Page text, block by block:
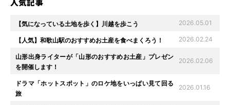
【気になっている土地を歩く】川越を歩こう 2026.05.01
【人気】和歌山駅のおすすめお土産を食べまくろう！ 2026.02.24
山形出身ライターが「山形のおすすめお土産」プレゼン
を開催します！
2026.02.06
ドラマ「ホットスポット」のロケ地をいっぱい見て回る
旅
2026.01.16